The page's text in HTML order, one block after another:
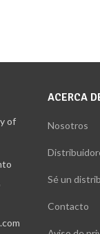
of
ACERCA
Nosotros
Sé un
Contacto